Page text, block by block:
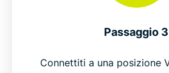
Passaggio 3
Connettiti a una posizione